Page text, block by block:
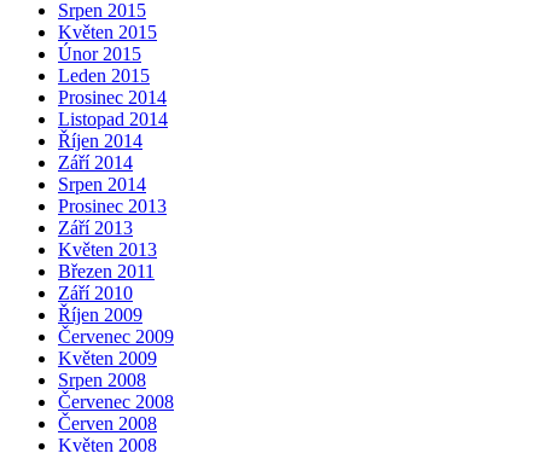
Srpen 2015
Květen 2015
Únor 2015
Leden 2015
Prosinec 2014
Listopad 2014
Říjen 2014
Září 2014
Srpen 2014
Prosinec 2013
Září 2013
Květen 2013
Březen 2011
Září 2010
Říjen 2009
Červenec 2009
Květen 2009
Srpen 2008
Červenec 2008
Červen 2008
Květen 2008